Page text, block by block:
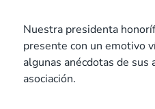
Nuestra presidenta
presente con un emotivo
algunas anécdotas de sus
asociación.